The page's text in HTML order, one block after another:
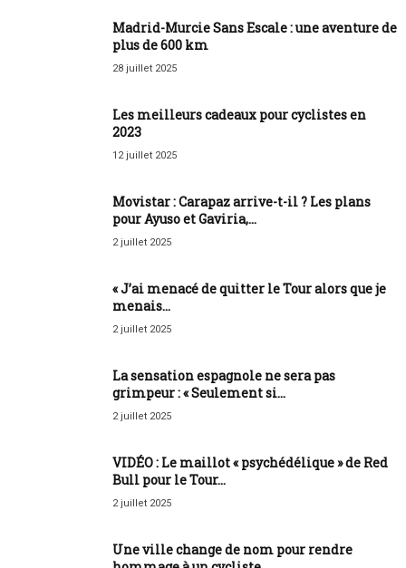
Madrid-Murcie Sans Escale : une aventure de
plus de 600 km
28 juillet 2025
Les meilleurs cadeaux pour cyclistes en
2023
12 juillet 2025
Movistar : Carapaz arrive-t-il ? Les plans
pour Ayuso et Gaviria,...
2 juillet 2025
« J’ai menacé de quitter le Tour alors que je
menais...
2 juillet 2025
La sensation espagnole ne sera pas
grimpeur : « Seulement si...
2 juillet 2025
VIDÉO : Le maillot « psychédélique » de Red
Bull pour le Tour...
2 juillet 2025
Une ville change de nom pour rendre